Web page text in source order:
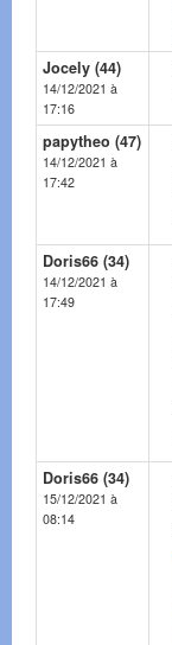
Jocely (44)
14/12/2021 à
17:16
papytheo (47)
14/12/2021 à
17:42
Doris66 (34)
14/12/2021 à
17:49
Doris66 (34)
15/12/2021 à
08:14